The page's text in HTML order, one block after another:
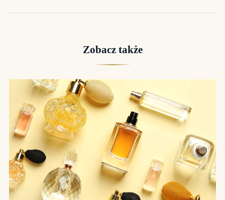
Zobacz także